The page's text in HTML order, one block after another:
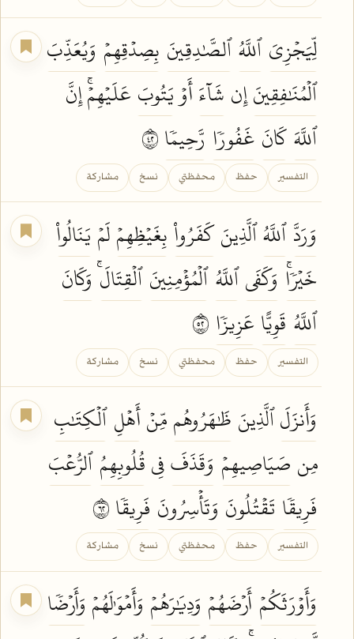
لِّيَجۡزِيَٱللَّهُٱلصَّٰدِقِينَ بِصِدۡقِهِمۡ وَيُعَذِّبَ
ٱلۡمُنَٰفِقِينَإِن شَآءَأَوۡيَتُوبَعَلَيۡهِمۡۚ إِنَّ
ٱللَّهَكَانَ غَفُورٗا رَّحِيمٗا
التفسير حفظ محفظتي نسخ مشاركة
وَرَدَّٱللَّهُٱلَّذِينَكَفَرُواْبِغَيۡظِهِمۡلَمۡ يَنَالُواْ
خَيۡرٗاۚ وَكَفَىٱللَّهُ ٱلۡمُؤۡمِنِينَٱلۡقِتَالَۚ وَكَانَ
ٱللَّهُ قَوِيًّاعَزِيزٗا
التفسير حفظ محفظتي نسخ مشاركة
وَأَنزَلَٱلَّذِينَ ظَٰهَرُوهُممِّنۡأَهۡلِ ٱلۡكِتَٰبِ
مِن صَيَاصِيهِمۡ وَقَذَفَفِيقُلُوبِهِمُ ٱلرُّعۡبَ
فَرِيقٗا تَقۡتُلُونَ وَتَأۡسِرُونَ فَرِيقٗا
التفسير حفظ محفظتي نسخ مشاركة
وَأَوۡرَثَكُمۡ أَرۡضَهُمۡ وَدِيَٰرَهُمۡ وَأَمۡوَٰلَهُمۡ وَأَرۡضٗا